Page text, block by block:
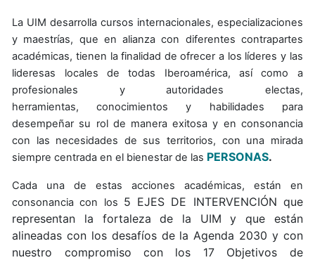
La UIM desarrolla cursos internacionales, especializaciones
y maestrías, que en alianza con diferentes contrapartes
académicas, tienen la finalidad de ofrecer a los líderes y las
lideresas locales de todas Iberoamérica, así como a
profesionales y autoridades electas,
herramientas, conocimientos y habilidades para
desempeñar su rol de manera exitosa y en consonancia
con las necesidades de sus territorios, con una mirada
siempre centrada en el bienestar de las PERSONAS.
Cada una de estas acciones académicas, están en
consonancia con los 5 EJES DE INTERVENCIÓN que
representan la fortaleza de la UIM y que están
alineadas con los desafíos de la Agenda 2030 y con
nuestro compromiso con los 17 Objetivos de